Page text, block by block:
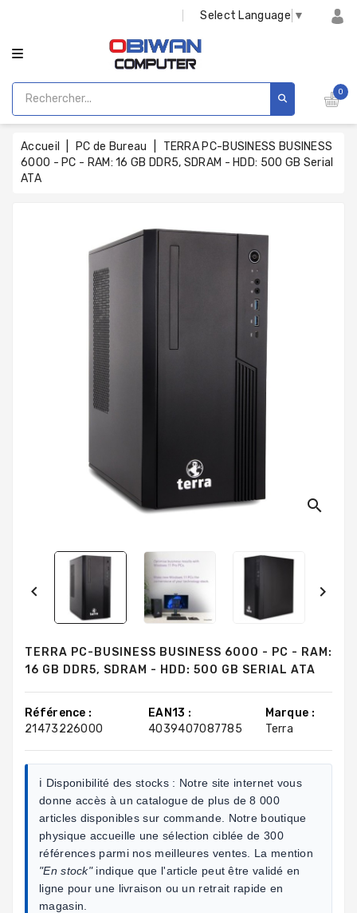
Select Language ▼
0
Accueil PC de Bureau
TERRA PC-BUSINESS BUSINESS
6000 - PC - RAM: 16 GB DDR5, SDRAM - HDD: 500 GB Serial
ATA
search
 
TERRA PC-BUSINESS BUSINESS 6000 - PC - RAM:
16 GB DDR5, SDRAM - HDD: 500 GB SERIAL ATA
Référence :
21473226000
EAN13 :
4039407087785
Marque :
Terra
ℹ️ Disponibilité des stocks : Notre site internet vous
donne accès à un catalogue de plus de 8 000
articles disponibles sur commande. Notre boutique
physique accueille une sélection ciblée de 300
références parmi nos meilleures ventes. La mention
"En stock"indique que l'article peut être validé en
ligne pour une livraison ou un retrait rapide en
magasin.